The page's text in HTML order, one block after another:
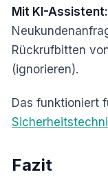
Mit KI-Assistent:
Rückrufbitten
(ignorieren).
Das funktioniert
Fazit